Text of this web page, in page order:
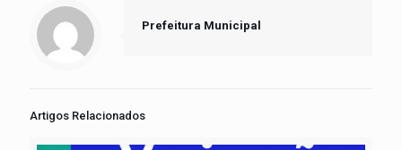
Prefeitura Municipal
Artigos Relacionados